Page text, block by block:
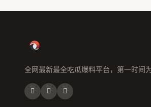
全网最新最全吃瓜爆料平台，第一时间